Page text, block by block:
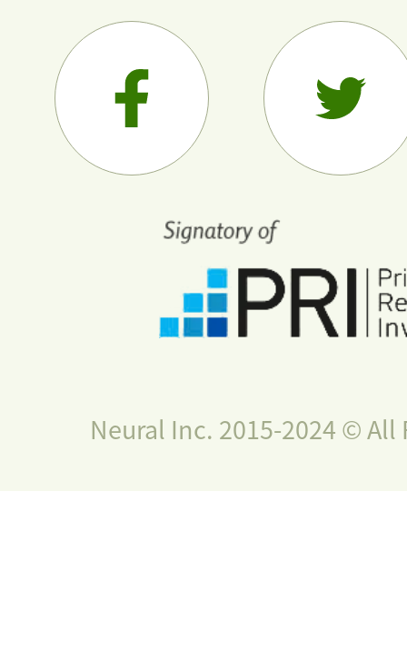
Neural Inc. 2015-2024 © All